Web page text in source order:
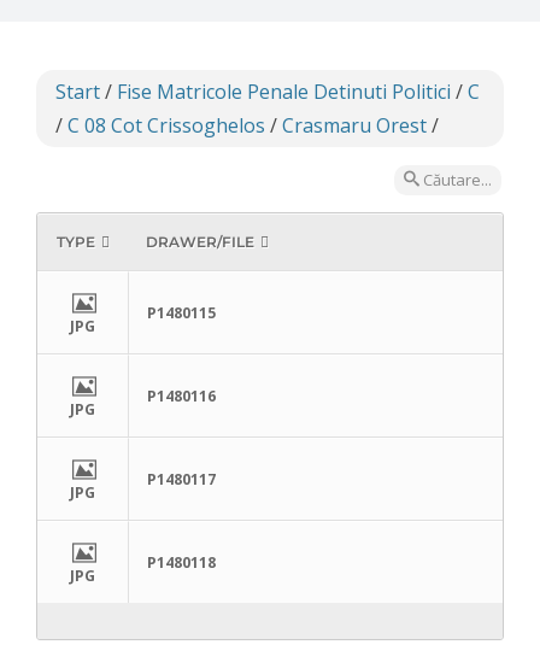
Start/ Fise Matricole Penale Detinuti Politici /C
/C 08 Cot Crissoghelos /Crasmaru Orest/
Căutare...
TYPE DRAWER/FILE
JPG
P1480115
JPG
P1480116
JPG
P1480117
JPG
P1480118